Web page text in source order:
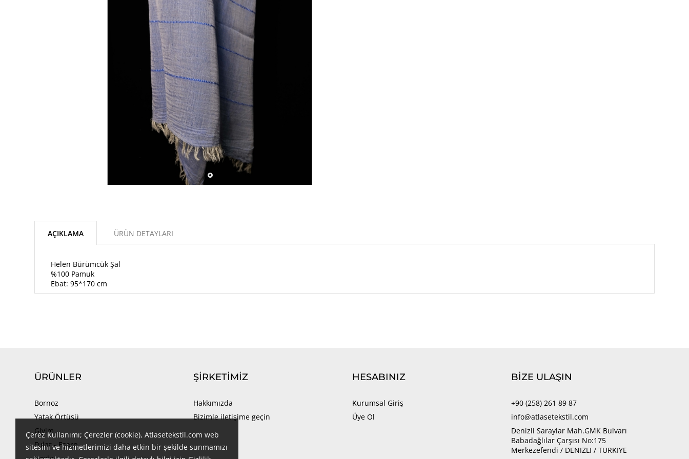
Çerez Kullanımı; Çerezler (cookie), Atlasetekstil.com web
sitesini ve hizmetlerimizi daha etkin bir şekilde sunmamızı
AÇIKLAMA ÜRÜN DETAYLARI
Helen Bürümcük Şal
%100 Pamuk
Ebat: 95*170 cm
ÜRÜNLER
Bornoz
Yatak Örtüsü
Giyim
Fular - Eşarp
ŞIRKETIMIZ
Hakkımızda
Bizimle iletişime geçin
HESABINIZ
Kurumsal Giriş
Üye Ol
BİZE ULAŞIN
+90 (258) 261 89 87
info@atlasetekstil.com
Denizli Saraylar Mah.GMK Bulvarı
Babadağlılar Çarşısı No:175
Merkezefendi / DENIZLI / TURKIYE